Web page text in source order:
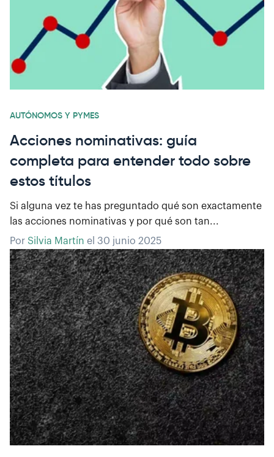
AUTÓNOMOS Y PYMES
Acciones nominativas: guía
completa para entender todo sobre
estos títulos
Si alguna vez te has preguntado qué son exactamente
las acciones nominativas y por qué son tan...
Por Silvia Martín el 30 junio 2025